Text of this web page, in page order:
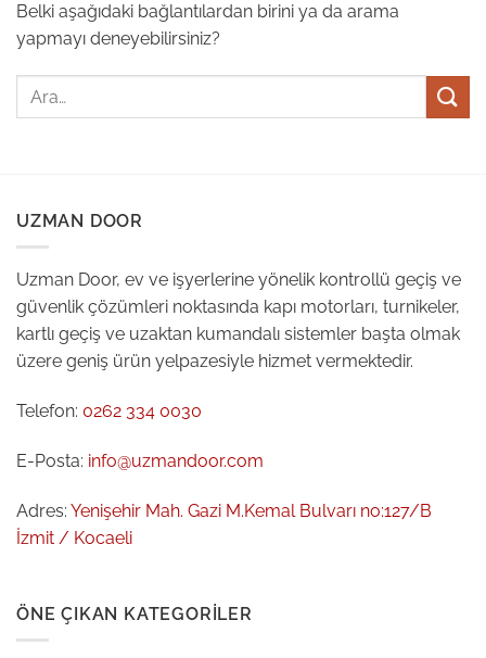
Belki aşağıdaki bağlantılardan birini ya da arama
yapmayı deneyebilirsiniz?
UZMAN DOOR
Uzman Door, ev ve işyerlerine yönelik kontrollü geçiş ve
güvenlik çözümleri noktasında kapı motorları, turnikeler,
kartlı geçiş ve uzaktan kumandalı sistemler başta olmak
üzere geniş ürün yelpazesiyle hizmet vermektedir.
Telefon: 0262 334 0030
E-Posta: info@uzmandoor.com
Adres: Yenişehir Mah. Gazi M.Kemal Bulvarı no:127/B
İzmit / Kocaeli
ÖNE ÇIKAN KATEGORILER